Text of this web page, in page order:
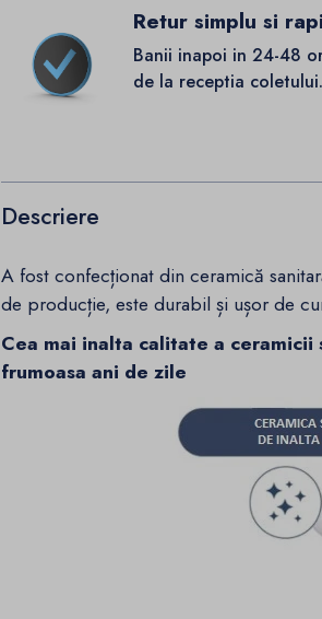
Retur simplu si
Banii inapoi in 24-48
de la receptia coletului.
Descriere
A fost confecționat din ceramică
de producție, este durabil și ușor de
Cea mai inalta calitate a
frumoasa ani de zile